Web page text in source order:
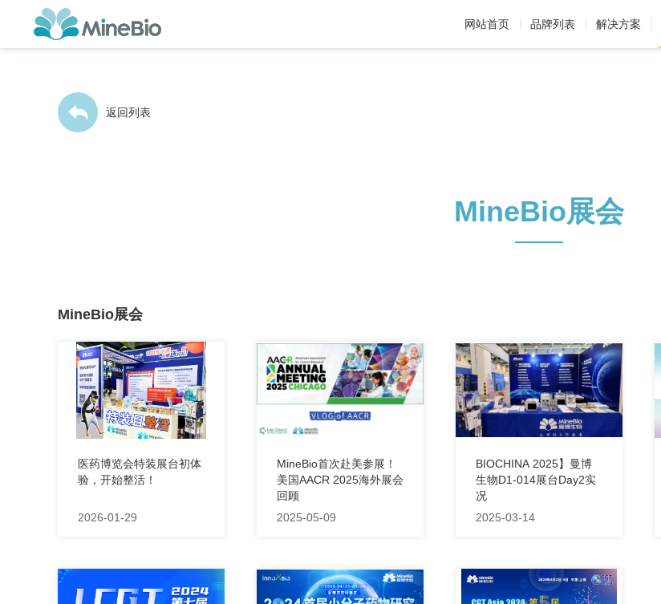
网站首页 品牌列表 解决方案
返回列表
MineBio展会
MineBio展会
医药博览会特装展台初体
验，开始整活！
2026-01-29
MineBio首次赴美参展！
美国AACR 2025海外展会
回顾
2025-05-09
BIOCHINA 2025】曼博
生物D1-014展台Day2实
况
2025-03-14